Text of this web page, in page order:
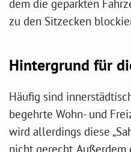
dem die geparkten
zu den Sitzecken
Hintergrund für
Häufig sind
begehrte Wohn- und
wird allerdings diese
nicht gerecht. Außerdem